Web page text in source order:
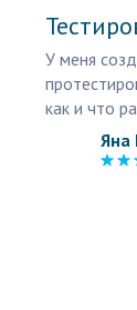
У меня
как и что
Яна